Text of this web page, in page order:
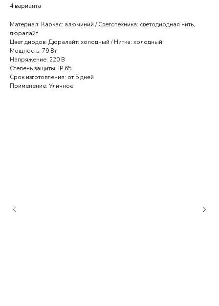
4 варианта
Материал: Каркас: алюминий / Светотехника: светодиодная нить,
дюралайт
Цвет диодов: Дюралайт: холодный / Нитка: холодный
Мощность: 79 Вт
Напряжение: 220 В
Степень защиты: IP 65
Срок изготовления: от 5 дней
Применение: Уличное